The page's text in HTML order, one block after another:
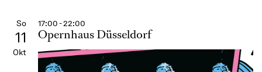
So
11
Okt
17:00 - 22:00
Opernhaus Düsseldorf